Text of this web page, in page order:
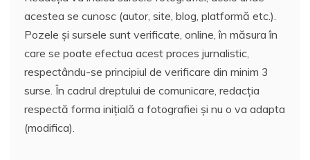
acestea se cunosc (autor, site, blog, platformă etc.).
Pozele și sursele sunt verificate, online, în măsura în
care se poate efectua acest proces jurnalistic,
respectându-se principiul de verificare din minim 3
surse. În cadrul dreptului de comunicare, redacția
respectă forma inițială a fotografiei și nu o va adapta
(modifica).